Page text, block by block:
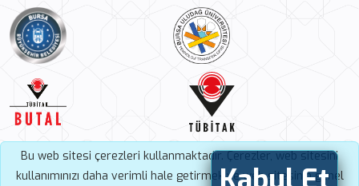
Bu web sitesi çerezleri kullanmaktadır. Çerezler, web sitesini
kullanımınızı daha verimli hale getirmek ve web sitesinin genel